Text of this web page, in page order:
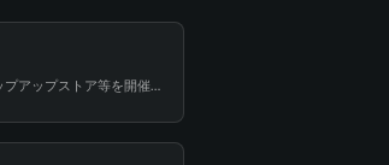
2F：展覧会・ポップアップストア等を開催！大型催事スペース「TOWER SPACE SHIBUYA」